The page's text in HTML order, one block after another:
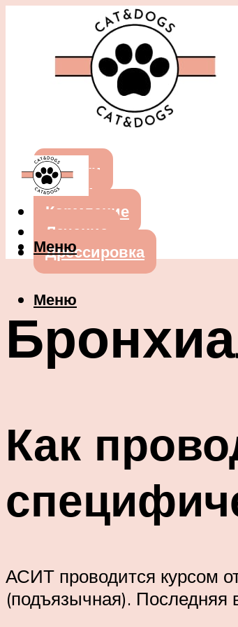
Собаки
Кошки
Кормление
Лечение
Дрессировка
Меню
Меню
Как
АСИТ проводится курсом
(подъязычная). Последняя